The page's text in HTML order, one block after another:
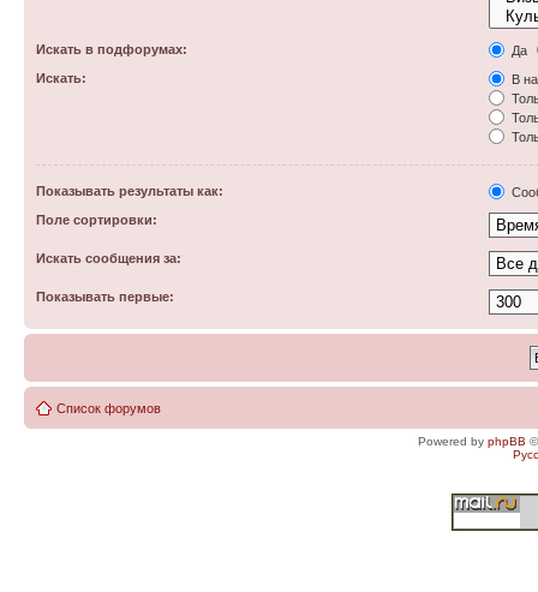
Искать в подфорумах:
Да
Искать:
В
Показывать результаты как:
Поле сортировки:
Искать сообщения за:
Показывать первые:
Список форумов
Powered by phpBB